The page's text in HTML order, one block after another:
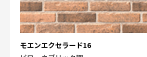
モエンエクセラード16